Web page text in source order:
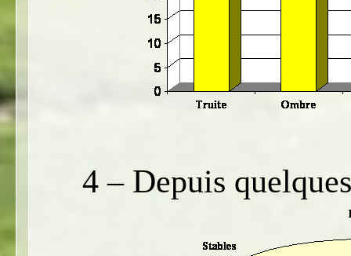
4 – Depuis